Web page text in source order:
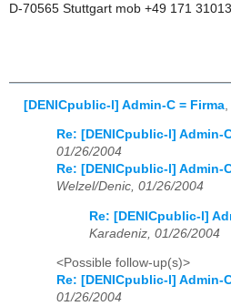
D-70565 Stuttgart mob +49 171
[DENICpublic-l] Admin-C = Firma
Re: [DENICpublic-l] Admin-
01/26/2004
Re: [DENICpublic-l] Admin-
Welzel/Denic, 01/26/2004
Re: [DENICpublic-l]
Karadeniz, 01/26/2004
<Possible follow-up(s)>
Re: [DENICpublic-l] Admin-
01/26/2004